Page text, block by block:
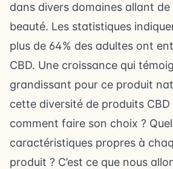
dans divers domaines allant
beauté. Les statistiques
plus de 64% des adultes ont
CBD. Une croissance qui
grandissant pour ce produit
cette diversité de produits CBD
comment faire son choix ?
caractéristiques propres à
produit ? C’est ce que nous